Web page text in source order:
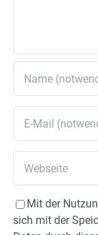
Mit der
sich mit der